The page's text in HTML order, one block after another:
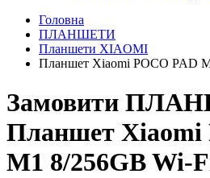
Головна
ПЛАНШЕТИ
Планшети XIAOMI
Планшет Xiaomi POCO PAD
Замовити
Планшет Xiaomi
M1 8/256GB Wi-